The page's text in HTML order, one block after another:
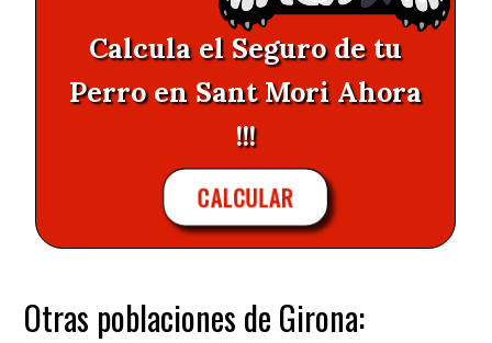
Calcula el Seguro de tu
Perro en Sant Mori Ahora
!!!
CALCULAR
Otras poblaciones de Girona: